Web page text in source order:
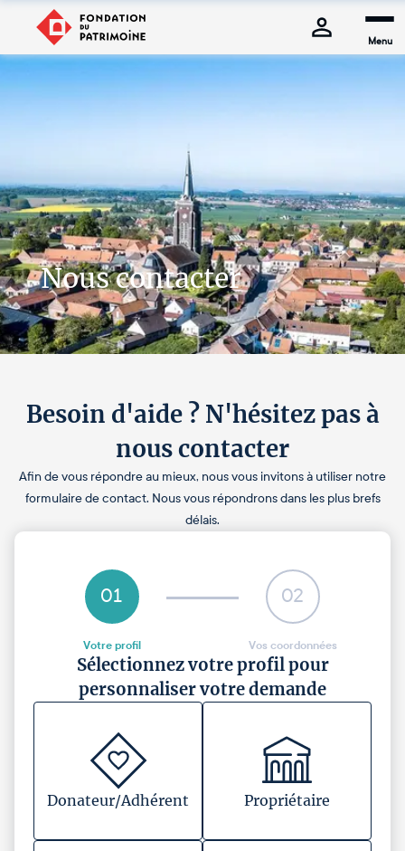
Menu
Nous contacter
Besoin d'aide ? N'hésitez pas à
nous contacter
Afin de vous répondre au mieux, nous vous invitons à utiliser notre
formulaire de contact. Nous vous répondrons dans les plus brefs
délais.
01
Votre profil
02
Vos coordonnées
Sélectionnez votre profil pour
personnaliser votre demande
Donateur/Adhérent Propriétaire